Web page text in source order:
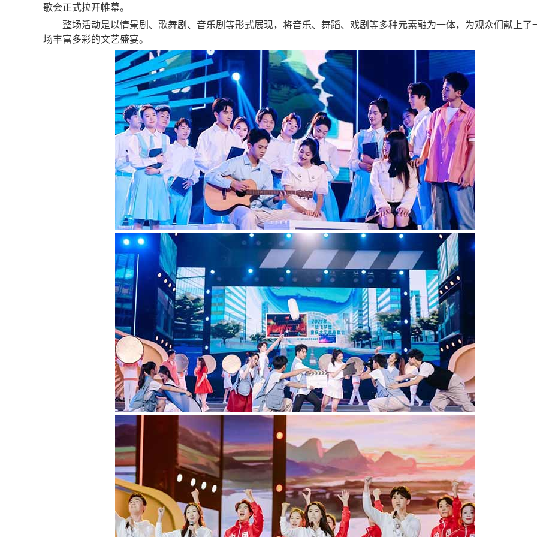
歌会正式拉开帷幕。
整场活动是以情景剧、歌舞剧、音乐剧等形式展现，将音乐、舞蹈、戏剧等多种元素融为一体，为观众们献上了
场丰富多彩的文艺盛宴。